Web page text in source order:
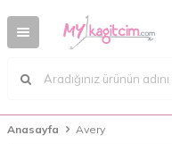
Anasayfa Avery